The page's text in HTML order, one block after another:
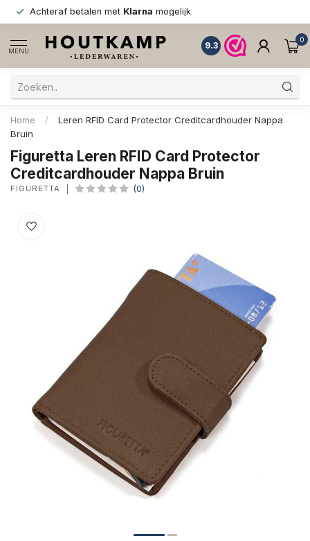
Achteraf betalen met Klarna mogelijk
MENU
9.3
0
Home /
Leren RFID Card Protector Creditcardhouder Nappa
Bruin
Figuretta Leren RFID Card Protector
Creditcardhouder Nappa Bruin
FIGURETTA (0)